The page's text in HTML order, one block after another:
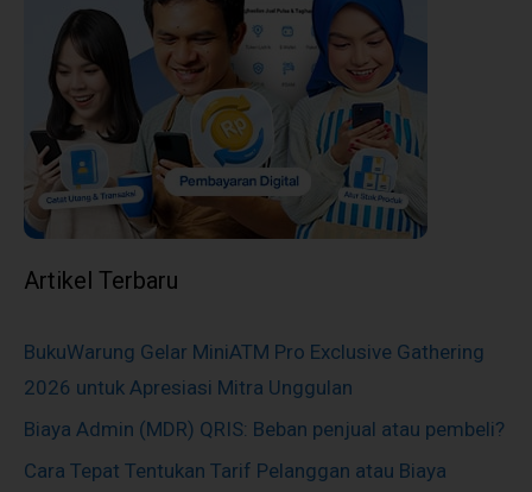
Artikel Terbaru
BukuWarung Gelar MiniATM Pro Exclusive Gathering
2026 untuk Apresiasi Mitra Unggulan
Biaya Admin (MDR) QRIS: Beban penjual atau pembeli?
Cara Tepat Tentukan Tarif Pelanggan atau Biaya